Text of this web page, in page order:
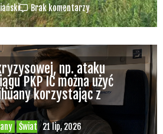
Brak komentarzy
Świat
21 lip, 2026
np. ataku
PKP IC można użyć
korzystając z